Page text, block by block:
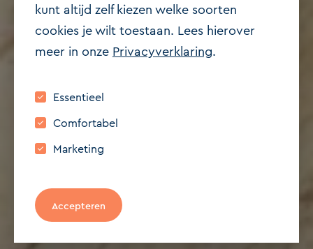
2595 CP 'S-GRAVENHAGE
Juliana van Stolberglaan
276
€ 495.000,- k.k.
101 m² 2
Contact opnemen
kunt altijd zelf kiezen welke soorten
cookies je wilt toestaan. Lees hierover
meer in onze Privacyverklaring.
Essentieel
Comfortabel
Marketing
Accepteren